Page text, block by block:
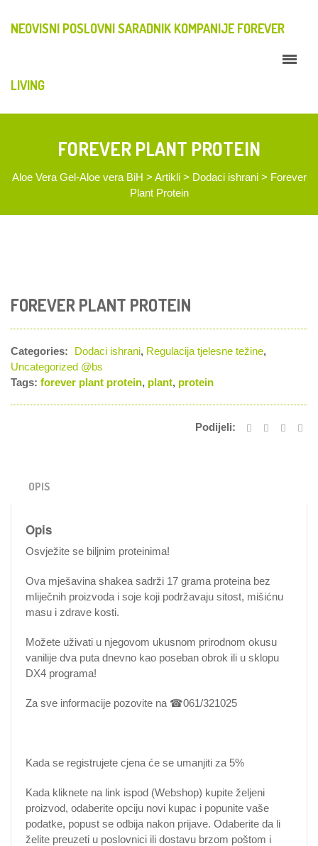
NEOVISNI POSLOVNI SARADNIK KOMPANIJE FOREVER
LIVING
FOREVER PLANT PROTEIN
Aloe Vera Gel-Aloe vera BiH > Artikli> Dodaci ishrani> Forever
Plant Protein
FOREVER PLANT PROTEIN
Categories: Dodaci ishrani, Regulacija tjelesne težine,
Uncategorized @bs
Tags: forever plant protein, plant, protein
Podijeli:
OPIS
Opis
Osvježite se biljnim proteinima!
Ova mješavina shakea sadrži 17 grama proteina bez
mliječnih proizvoda i soje koji podržavaju sitost, mišićnu
masu i zdrave kosti.
Možete uživati u njegovom ukusnom prirodnom okusu
vanilije dva puta dnevno kao poseban obrok ili u sklopu
DX4 programa!
Za sve informacije pozovite na ☎061/321025
Kada se registrujete cjena će se umanjiti za 5%
Kada kliknete na link ispod (Webshop) kupite željeni
proizvod, odaberite opciju novi kupac i popunite vaše
podatke, popust se odbija nakon prijave. Odaberite da li
želite preuzeti u poslovnici ili dostavu brzom poštom i